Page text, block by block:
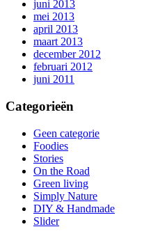
juni 2013
mei 2013
april 2013
maart 2013
december 2012
februari 2012
juni 2011
Categorieën
Geen categorie
Foodies
Stories
On the Road
Green living
Simply Nature
DIY & Handmade
Slider